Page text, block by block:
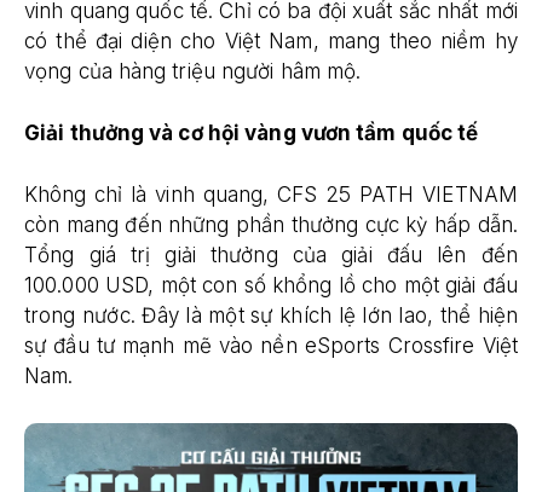
vinh quang quốc tế. Chỉ có ba đội xuất sắc nhất mới
có thể đại diện cho Việt Nam, mang theo niềm hy
vọng của hàng triệu người hâm mộ.
Giải thưởng và cơ hội vàng vươn tầm quốc tế
Không chỉ là vinh quang, CFS 25 PATH VIETNAM
còn mang đến những phần thưởng cực kỳ hấp dẫn.
Tổng giá trị giải thưởng của giải đấu lên đến
100.000 USD, một con số khổng lồ cho một giải đấu
trong nước. Đây là một sự khích lệ lớn lao, thể hiện
sự đầu tư mạnh mẽ vào nền eSports Crossfire Việt
Nam.